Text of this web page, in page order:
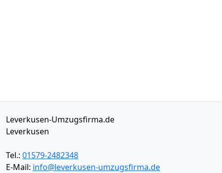
Leverkusen-Umzugsfirma.de
Leverkusen
Tel.: 01579-2482348
E-Mail: info@leverkusen-umzugsfirma.de